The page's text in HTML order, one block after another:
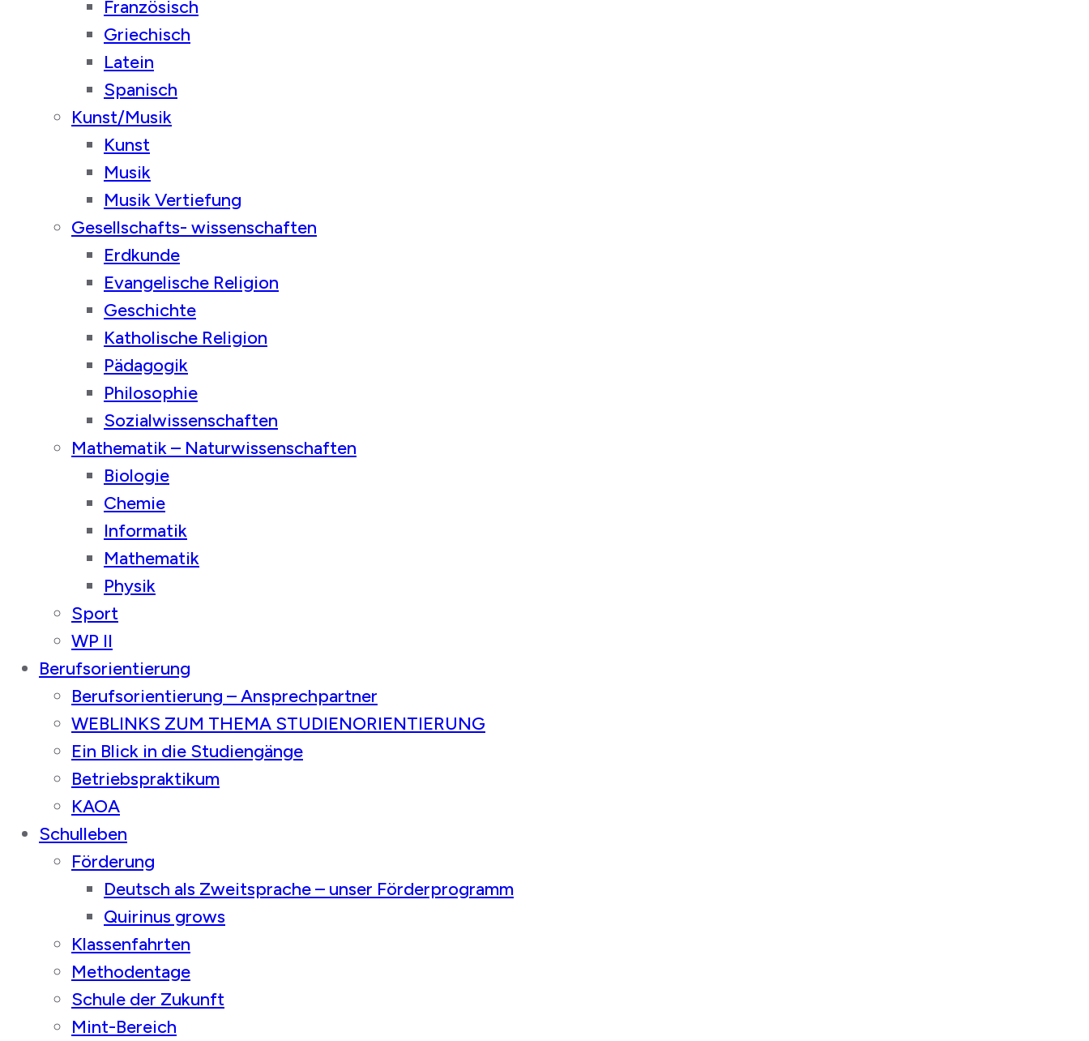
Französisch
Griechisch
Latein
Spanisch
Kunst/Musik
Kunst
Musik
Musik Vertiefung
Gesellschafts- wissenschaften
Erdkunde
Evangelische Religion
Geschichte
Katholische Religion
Pädagogik
Philosophie
Sozialwissenschaften
Mathematik – Naturwissenschaften
Biologie
Chemie
Informatik
Mathematik
Physik
Sport
WP II
Berufsorientierung
Berufsorientierung – Ansprechpartner
WEBLINKS ZUM THEMA STUDIENORIENTIERUNG
Ein Blick in die Studiengänge
Betriebspraktikum
KAOA
Schulleben
Förderung
Deutsch als Zweitsprache – unser Förderprogramm
Quirinus grows
Klassenfahrten
Methodentage
Schule der Zukunft
Mint-Bereich